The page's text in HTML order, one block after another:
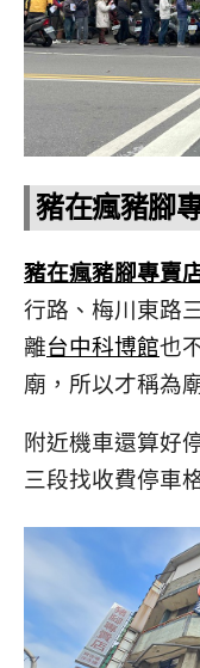
豬在瘋豬腳
豬在瘋豬腳專賣
行路、梅川東路
離台中科博館也
廟，所以才稱為
附近機車還算好
三段找收費停車